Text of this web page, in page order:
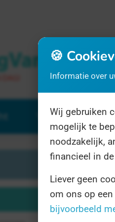
Verrassingsdag
1
🍪
Informatie over
Wij gebruiken
mogelijk te
noodzakelijk,
financieel in
Liever geen
om ons op
bijvoorbeeld